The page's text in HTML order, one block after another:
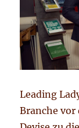
Leading
Branche vor